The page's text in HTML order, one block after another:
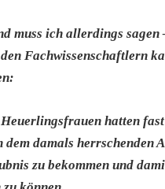
muss ich allerdings sagen
Fachwissenschaftlern
hatten
dem damals herrschenden
zu bekommen und